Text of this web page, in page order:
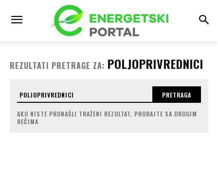
REZULTATI PRETRAGE ZA: POLJOPRIVREDNICI
PRETRAGA
AKO NISTE PRONAŠLI TRAŽENI REZULTAT, PROBAJTE SA DRUGIM
REČIMA